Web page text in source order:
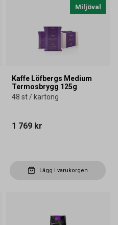
Miljöval
Kaffe Löfbergs Medium
Termosbrygg 125g
48 st / kartong
1 769 kr
Lägg i varukorgen